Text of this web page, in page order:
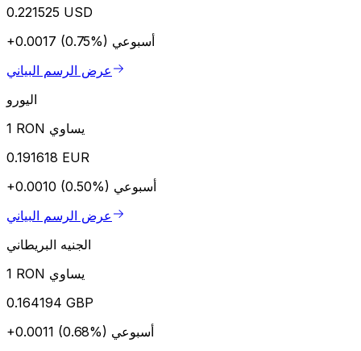
0.221525 USD
+0.0017 (0.75%) أسبوعي
عرض الرسم البياني
اليورو
1 RON يساوي
0.191618 EUR
+0.0010 (0.50%) أسبوعي
عرض الرسم البياني
الجنيه البريطاني
1 RON يساوي
0.164194 GBP
+0.0011 (0.68%) أسبوعي